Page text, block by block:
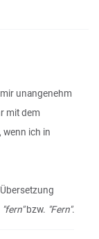
unangenehm
mit dem
ich in
"fern"bzw. "Fern".